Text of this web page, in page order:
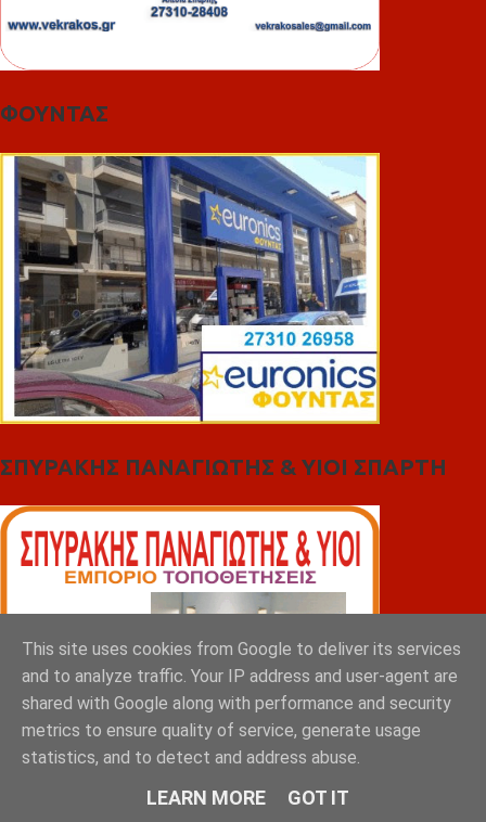
ΦΟΥΝΤΑΣ
ΣΠΥΡΑΚΗΣ ΠΑΝΑΓΙΩΤΗΣ & YIOI ΣΠΑΡΤΗ
This site uses cookies from Google to deliver its services
and to analyze traffic. Your IP address and user-agent are
shared with Google along with performance and security
metrics to ensure quality of service, generate usage
statistics, and to detect and address abuse.
LEARN MORE GOT IT